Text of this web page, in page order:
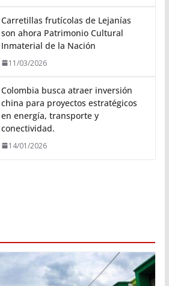
Carretillas frutícolas de Lejanías
son ahora Patrimonio Cultural
Inmaterial de la Nación
11/03/2026
Colombia busca atraer inversión
china para proyectos estratégicos
en energía, transporte y
conectividad.
14/01/2026